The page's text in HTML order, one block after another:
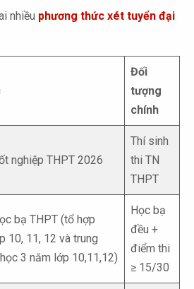
nhiều phương thức xét tuyển đại
Đối
tượng
chính
nghiệp THPT 2026
Thí sinh
thi TN
THPT
bạ THPT (tổ hợp
10, 11, 12 và trung
3 năm lớp 10,11,12)
Học bạ
đều +
điểm thi
≥ 15/30